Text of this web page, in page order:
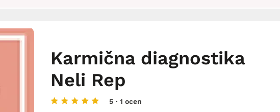
Karmična diagnostika
Neli Rep
5 · 1 ocen